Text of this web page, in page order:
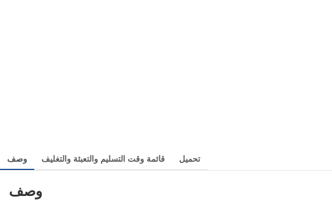
وصف قائمة وقت التسليم والتعبئة والتغليف تحميل
وصف